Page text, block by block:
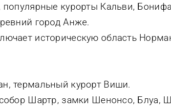
курорты Кальви,
город Анже.
историческую область
термальный курорт Виши.
Шартр, замки Шенонсо, Блуа,